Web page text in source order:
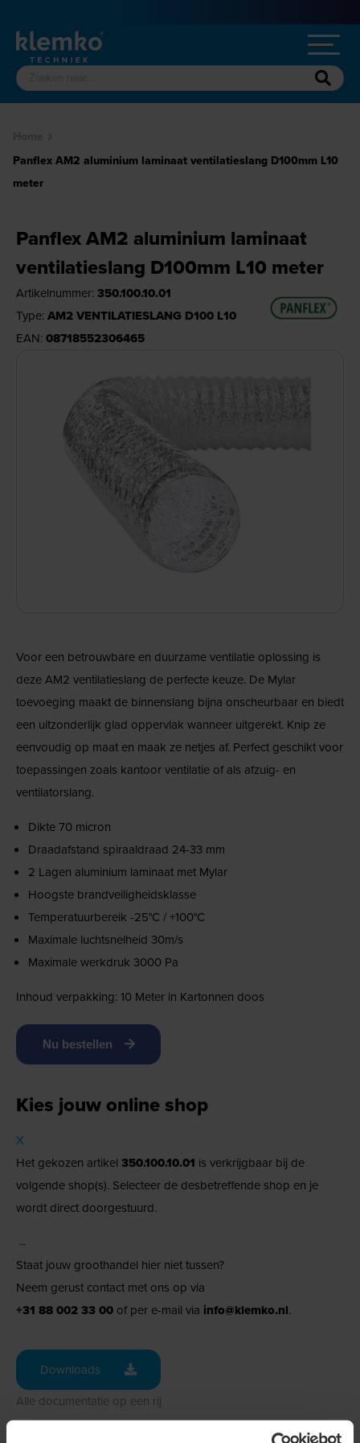
Panflex AM2 aluminium laminaat ventilatieslang D100mm L10
meter
Panflex AM2 aluminium laminaat
ventilatieslang D100mm L10 meter
Artikelnummer: 350.100.10.01
Type: AM2 VENTILATIESLANG D100 L10
EAN: 08718552306465
Voor een betrouwbare en duurzame ventilatie oplossing is
deze AM2 ventilatieslang de perfecte keuze. De Mylar
toevoeging maakt de binnenslang bijna onscheurbaar en biedt
een uitzonderlijk glad oppervlak wanneer uitgerekt. Knip ze
eenvoudig op maat en maak ze netjes af. Perfect geschikt voor
toepassingen zoals kantoor ventilatie of als afzuig- en
ventilatorslang.
Dikte 70 micron
Draadafstand spiraaldraad 24-33 mm
2 Lagen aluminium laminaat met Mylar
Hoogste brandveiligheidsklasse
Temperatuurbereik -25°C / +100°C
Maximale luchtsnelheid 30m/s
Maximale werkdruk 3000 Pa
Inhoud verpakking: 10 Meter in Kartonnen doos
Nu bestellen
Kies jouw online shop
X
Het gekozen artikel 350.100.10.01 is verkrijgbaar bij de
volgende shop(s). Selecteer de desbetreffende shop en je
wordt direct doorgestuurd.
→
Staat jouw groothandel hier niet tussen?
Neem gerust contact met ons op via
+31 88 002 33 00 of per e-mail via info@klemko.nl.
Downloads
Alle documentatie op een rij